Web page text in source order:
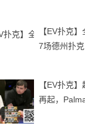
【EV扑克
7场德州扑克
【EV扑克
再起，